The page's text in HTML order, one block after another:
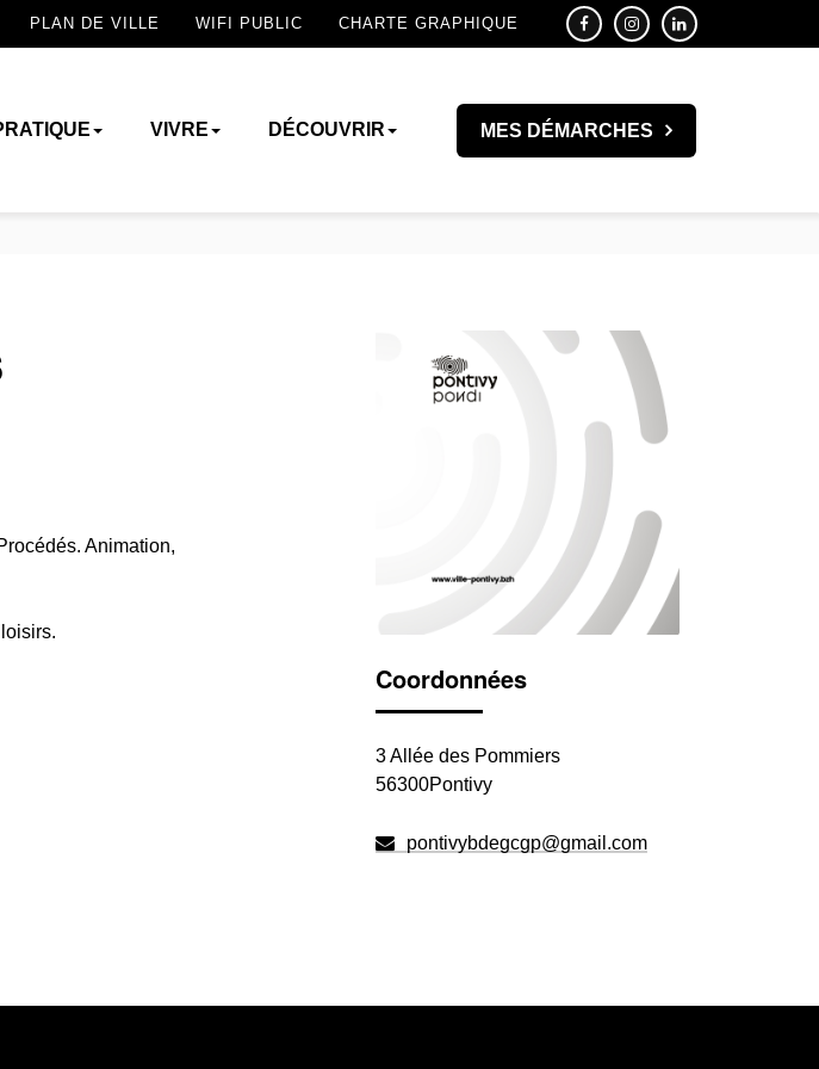
PLAN DE VILLE WIFI PUBLIC CHARTE GRAPHIQUE
VIVRE DÉCOUVRIR MES DÉMARCHES
Animation,
Coordonnées
3 Allée des Pommiers
56300Pontivy
pontivybdegcgp@gmail.com